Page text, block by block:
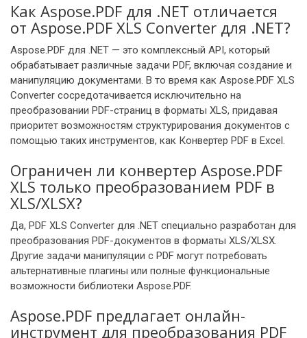
Как Aspose.PDF для .NET отличается
от Aspose.PDF XLS Converter для .NET?
Aspose.PDF для .NET — это комплексный API, который
обрабатывает различные задачи PDF, включая создание и
манипуляцию документами. В то время как Aspose.PDF XLS
Converter сосредотачивается исключительно на
преобразовании PDF-страниц в форматы XLS, придавая
приоритет возможностям структурирования документов с
помощью таких инструментов, как Конвертер PDF в Excel.
Ограничен ли конвертер Aspose.PDF
XLS только преобразованием PDF в
XLS/XLSX?
Да, PDF XLS Converter для .NET специально разработан для
преобразования PDF-документов в форматы XLS/XLSX.
Другие задачи манипуляции с PDF могут потребовать
альтернативные плагины или полные функциональные
возможности библиотеки Aspose.PDF.
Aspose.PDF предлагает онлайн-
инструмент для преобразования PDF